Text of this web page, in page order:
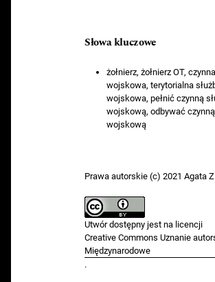
Słowa kluczowe
żołnierz, żołnierz OT,
wojskowa, terytorialna
wojskowa, pełnić czynną
wojskową, odbywać czynną
wojskową
Prawa autorskie (c) 2021 Agata
Utwór dostępny jest na licencji
Creative Commons Uznanie
Międzynarodowe
.